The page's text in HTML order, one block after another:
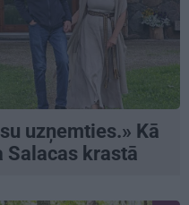
uzņemties.» Kā
Salacas krastā